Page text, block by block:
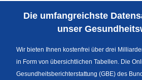
Sprachumschaltung
Die umfangreichste
unser
Wir bieten Ihnen kostenfrei über drei
in Form von übersichtlichen Tabellen. Die
Gesundheitsberichterstattung (GBE) des